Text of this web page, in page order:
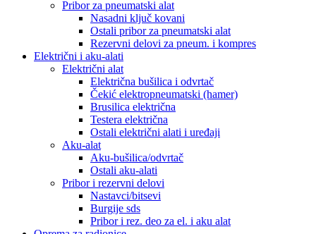
Pribor za pneumatski alat
Nasadni ključ kovani
Ostali pribor za pneumatski alat
Rezervni delovi za pneum. i kompres
Električni i aku-alati
Električni alat
Električna bušilica i odvrtač
Čekić elektropneumatski (hamer)
Brusilica električna
Testera električna
Ostali električni alati i uređaji
Aku-alat
Aku-bušilica/odvrtač
Ostali aku-alati
Pribor i rezervni delovi
Nastavci/bitsevi
Burgije sds
Pribor i rez. deo za el. i aku alat